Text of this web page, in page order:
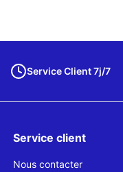
Service Client 7j/7
Service client
Nous contacter